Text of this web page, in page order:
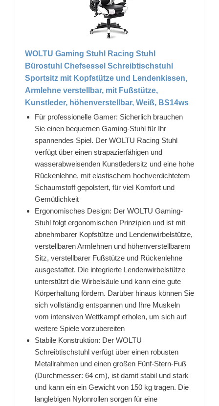
WOLTU Gaming Stuhl Racing Stuhl
Bürostuhl Chefsessel Schreibtischstuhl
Sportsitz mit Kopfstütze und Lendenkissen,
Armlehne verstellbar, mit Fußstütze,
Kunstleder, höhenverstellbar, Weiß, BS14ws
Für professionelle Gamer: Sicherlich brauchen
Sie einen bequemen Gaming-Stuhl für Ihr
spannendes Spiel. Der WOLTU Racing Stuhl
verfügt über einen strapazierfähigen und
wasserabweisenden Kunstledersitz und eine hohe
Rückenlehne, mit elastischem hochverdichtetem
Schaumstoff gepolstert, für viel Komfort und
Gemütlichkeit
Ergonomisches Design: Der WOLTU Gaming-
Stuhl folgt ergonomischen Prinzipien und ist mit
abnehmbarer Kopfstütze und Lendenwirbelstütze,
verstellbaren Armlehnen und höhenverstellbarem
Sitz, verstellbarer Fußstütze und Rückenlehne
ausgestattet. Die integrierte Lendenwirbelstütze
unterstützt die Wirbelsäule und kann eine gute
Körperhaltung fördern. Darüber hinaus können Sie
sich vollständig entspannen und Ihre Muskeln
vom intensiven Wettkampf erholen, um sich auf
weitere Spiele vorzubereiten
Stabile Konstruktion: Der WOLTU
Schreibtischstuhl verfügt über einen robusten
Metallrahmen und einen großen Fünf-Stern-Fuß
(Durchmesser: 64 cm), ist damit stabil und stark
und kann ein ein Gewicht von 150 kg tragen. Die
langlebigen Nylonrollen sorgen für eine